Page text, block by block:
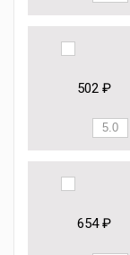
502 ₽
654 ₽